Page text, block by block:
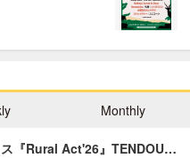
Monthly
『Rural Act'26』TENDOU…